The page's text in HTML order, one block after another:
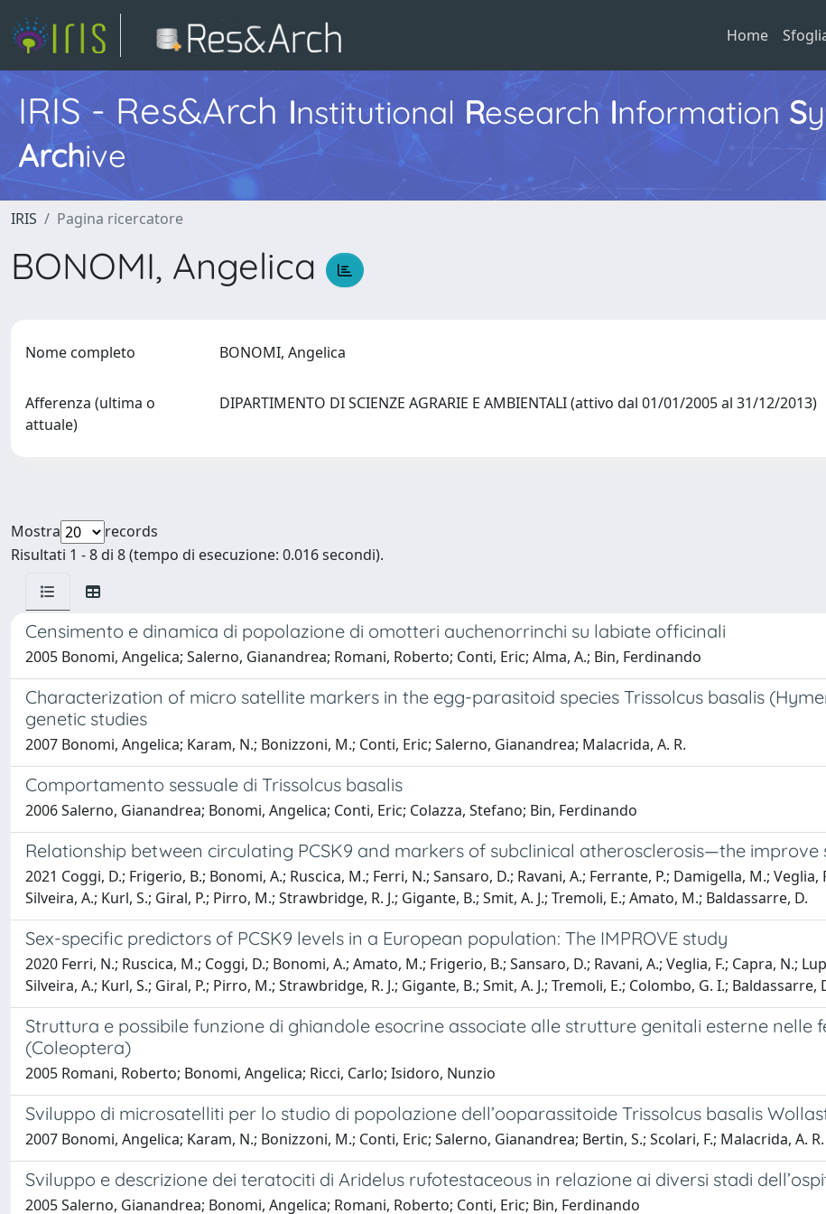
Home
IRIS - Res&Arch Institutional Research Information S
Archive
IRIS Pagina ricercatore
BONOMI, Angelica
Nome completo BONOMI, Angelica
Afferenza (ultima o
attuale)
DIPARTIMENTO DI SCIENZE AGRARIE E AMBIENTALI (attivo dal 01/01/2005 al 31/12/2013)
Mostra
records
Risultati 1 - 8 di 8 (tempo di esecuzione: 0.016 secondi).
Censimento e dinamica di popolazione di omotteri auchenorrinchi su labiate officinali
2005 Bonomi, Angelica; Salerno, Gianandrea; Romani, Roberto; Conti, Eric; Alma, A.; Bin, Ferdinando
Characterization of micro satellite markers in the egg-parasitoid species Trissolcus basalis
genetic studies
2007 Bonomi, Angelica; Karam, N.; Bonizzoni, M.; Conti, Eric; Salerno, Gianandrea; Malacrida, A. R.
Comportamento sessuale di Trissolcus basalis
2006 Salerno, Gianandrea; Bonomi, Angelica; Conti, Eric; Colazza, Stefano; Bin, Ferdinando
Relationship between circulating PCSK9 and markers of subclinical atherosclerosis—the improve
2021 Coggi, D.; Frigerio, B.; Bonomi, A.; Ruscica, M.; Ferri, N.; Sansaro, D.; Ravani, A.; Ferrante, P.; Damigella, M.; Veglia,
Silveira, A.; Kurl, S.; Giral, P.; Pirro, M.; Strawbridge, R. J.; Gigante, B.; Smit, A. J.; Tremoli, E.; Amato, M.; Baldassarre, D.
Sex-specific predictors of PCSK9 levels in a European population: The IMPROVE study
2020 Ferri, N.; Ruscica, M.; Coggi, D.; Bonomi, A.; Amato, M.; Frigerio, B.; Sansaro, D.; Ravani, A.; Veglia, F.; Capra, N.;
Silveira, A.; Kurl, S.; Giral, P.; Pirro, M.; Strawbridge, R. J.; Gigante, B.; Smit, A. J.; Tremoli, E.; Colombo, G. I.; Baldassarre,
Struttura e possibile funzione di ghiandole esocrine associate alle strutture genitali esterne nelle
(Coleoptera)
2005 Romani, Roberto; Bonomi, Angelica; Ricci, Carlo; Isidoro, Nunzio
Sviluppo di microsatelliti per lo studio di popolazione dell’ooparassitoide Trissolcus basalis
2007 Bonomi, Angelica; Karam, N.; Bonizzoni, M.; Conti, Eric; Salerno, Gianandrea; Bertin, S.; Scolari, F.; Malacrida, A. R.
Sviluppo e descrizione dei teratociti di Aridelus rufotestaceous in relazione ai diversi stadi
2005 Salerno, Gianandrea; Bonomi, Angelica; Romani, Roberto; Conti, Eric; Bin, Ferdinando